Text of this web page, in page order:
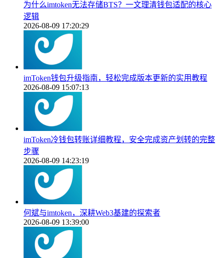
为什么imtoken无法存储BTS？一文理清钱包适配的核心
逻辑
2026-08-09 17:20:29
imToken钱包升级指南，轻松完成版本更新的实用教程
2026-08-09 15:07:13
imToken冷钱包转账详细教程，安全完成资产划转的完整
步骤
2026-08-09 14:23:19
何斌与imtoken，深耕Web3基建的探索者
2026-08-09 13:39:00